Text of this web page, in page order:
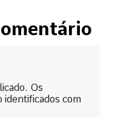
Os
identificados com